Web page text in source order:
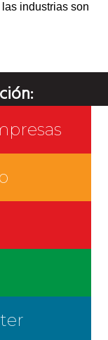
industrias son